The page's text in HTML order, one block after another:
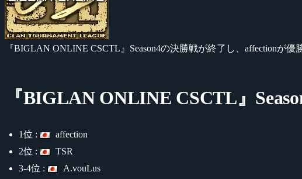
『BIGLAN ONLINE CSCTL』Season4の決勝戦が終了し、affectionが優
『BIGLAN ONLINE CSCTL』
1位 :
affection
2位 :
TSR
3-4位 :
A.vouLus